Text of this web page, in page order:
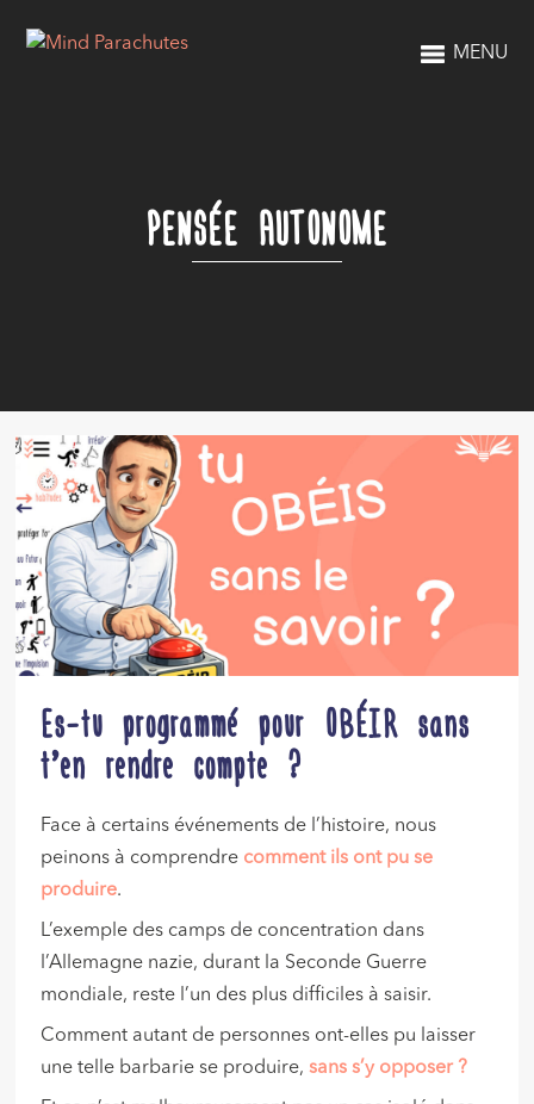
MENU
PENSÉE AUTONOME
Es-tu programmé pour OBÉIR sans
t’en rendre compte ?
Face à certains événements de l’histoire, nous
peinons à comprendre comment ils ont pu se
produire.
L’exemple des camps de concentration dans
l’Allemagne nazie, durant la Seconde Guerre
mondiale, reste l’un des plus difficiles à saisir.
Comment autant de personnes ont-elles pu laisser
une telle barbarie se produire,sans s’y opposer ?